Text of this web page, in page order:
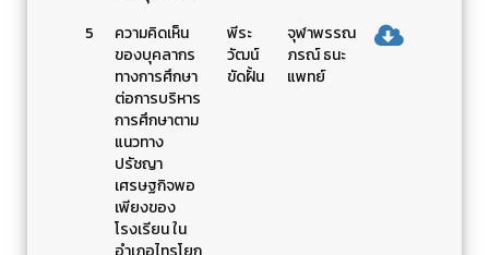
5
ความคิดเห็น
ของบุคลากร
ทางการศึกษา
ต่อการบริหาร
การศึกษาตาม
แนวทาง
ปรัชญา
เศรษฐกิจพอ
เพียงของ
โรงเรียน ใน
พีระ
วัฒน์
ขัดฝั้น
จุฬาพรรณ
ภรณ์ ธนะ
แพทย์